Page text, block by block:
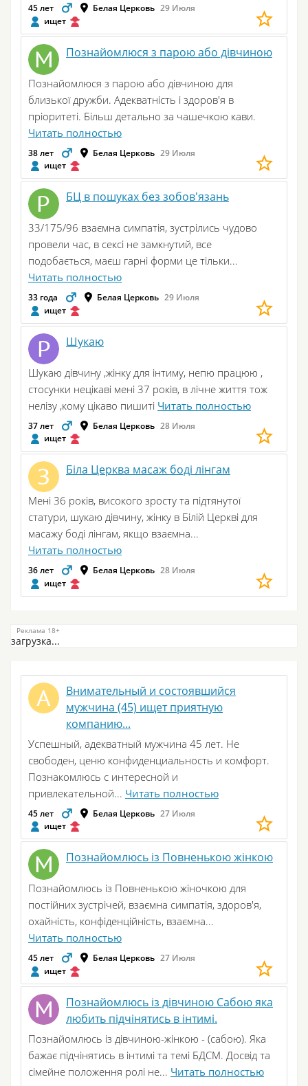
45 лет Белая Церковь 29 Июля
ищет
Познайомлюся з парою або дівчиною
Познайомлюся з парою або дівчиною для
близької дружби. Адекватність і здоров'я в
пріоритеті. Більш детально за чашечкою кави.
Читать полностью
38 лет Белая Церковь 29 Июля
ищет
БЦ в пошуках без зобов'язань
33/175/96 взаємна симпатія, зустрілись чудово
провели час, в сексі не замкнутий, все
подобається, маєш гарні форми це тільки...
Читать полностью
33 года Белая Церковь 29 Июля
ищет
Шукаю
Шукаю дівчину ,жінку для інтиму, непю працюю ,
стосунки нецікаві мені 37 років, в лічне життя тож
нелізу ,кому цікаво пишиті Читать полностью
37 лет Белая Церковь 28 Июля
ищет
Біла Церква масаж боді лінгам
Мені 36 років, високого зросту та підтянутої
статури, шукаю дівчину, жінку в Білій Церкві для
масажу боді лінгам, якщо взаємна...
Читать полностью
36 лет Белая Церковь 28 Июля
ищет
загрузка...
Внимательный и состоявшийся
мужчина (45) ищет приятную
компанию...
Успешный, адекватный мужчина 45 лет. Не
свободен, ценю конфиденциальность и комфорт.
Познакомлюсь с интересной и
привлекательной... Читать полностью
45 лет Белая Церковь 27 Июля
ищет
Познайомлюсь із Повненькою жінкою
Познайомлюсь із Повненькою жіночкою для
постійних зустрічей, взаємна симпатія, здоров'я,
охайність, конфіденційність, взаємна...
Читать полностью
45 лет Белая Церковь 27 Июля
ищет
Познайомлюсь із дівчиною Сабою яка
любить підчінятись в інтимі.
Познайомлюсь із дівчиною-жінкою - (сабою). Яка
бажає підчінятись в інтимі та темі БДСМ. Досвід та
сімейне положення ролі не... Читать полностью